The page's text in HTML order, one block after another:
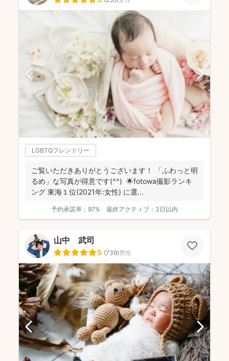
LGBTQフレンドリー
ご覧いただきありがとうございます！ 「ふわっと明
るめ」な写真が得意です(^^) 🌟fotowa撮影ランキ
ング 東海１位(2021年:女性) に選...
予約承諾率： 97% 最終アクティブ： 3日以内
山中 武司
5 (739)男性